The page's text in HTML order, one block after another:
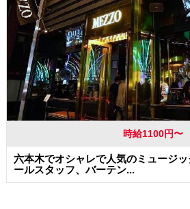
時給1100円〜
六本木でオシャレで人気のミュージ
ールスタッフ、バーテン...